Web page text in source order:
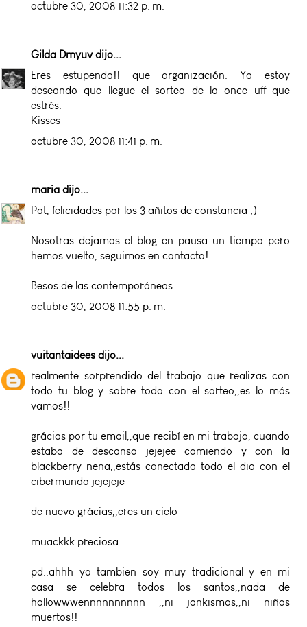
octubre 30, 2008 11:32 p. m.
Gilda Dmyuvdijo...
Eres estupenda!! que organización. Ya estoy
deseando que llegue el sorteo de la once uff que
estrés.
Kisses
octubre 30, 2008 11:41 p. m.
maria dijo...
Pat, felicidades por los 3 añitos de constancia ;)
Nosotras dejamos el blog en pausa un tiempo pero
hemos vuelto, seguimos en contacto!
Besos de las contemporáneas...
octubre 30, 2008 11:55 p. m.
vuitantaidees dijo...
realmente sorprendido del trabajo que realizas con
todo tu blog y sobre todo con el sorteo,,es lo más
vamos!!
grácias por tu email,,que recibí en mi trabajo, cuando
estaba de descanso jejejee comiendo y con la
blackberry nena,,estás conectada todo el dia con el
cibermundo jejejeje
de nuevo grácias,,eres un cielo
muackkk preciosa
pd..ahhh yo tambien soy muy tradicional y en mi
casa se celebra todos los santos,,nada de
hallowwwennnnnnnnnn ,,ni jankismos,,ni niños
muertos!!